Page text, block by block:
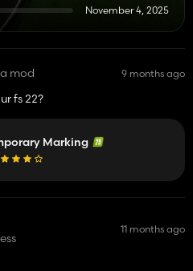
November 4, 2025
mod 9 months ago
fs 22?
Marking
11 months ago